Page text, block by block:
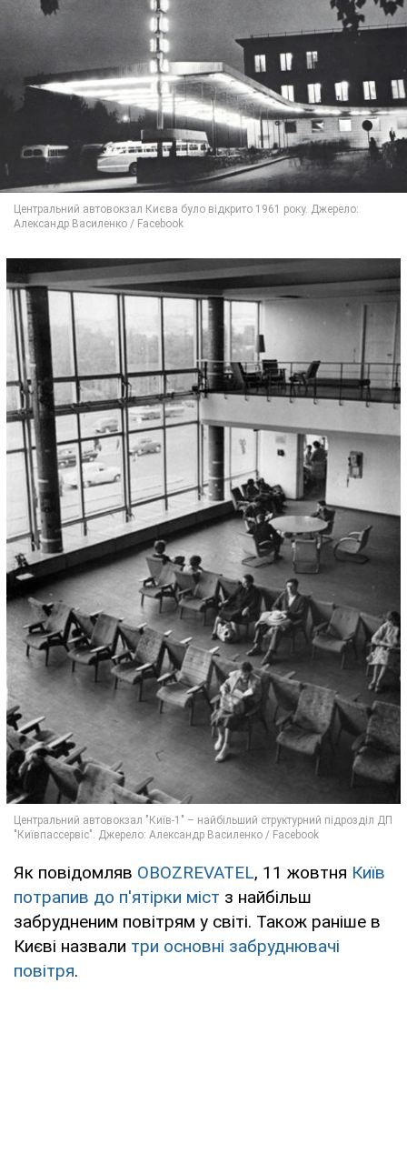
Як повідомляв OBOZREVATEL, 11 жовтня Київ
потрапив до п'ятірки міст з найбільш
забрудненим повітрям у світі. Також раніше в
Києві назвали три основні забруднювачі
повітря.